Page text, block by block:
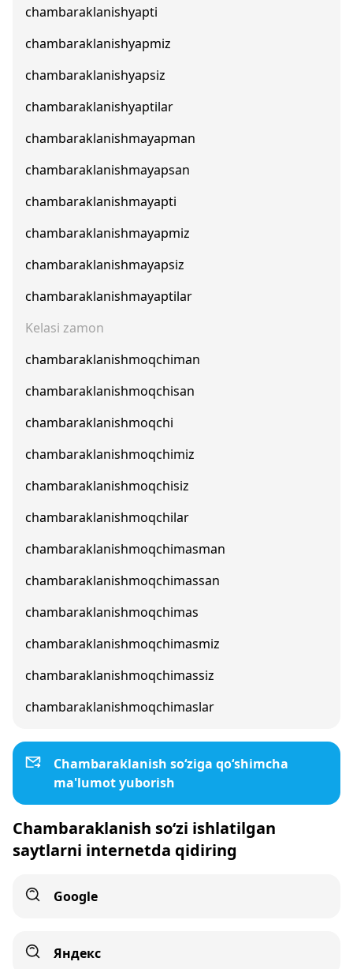
chambaraklanishyapti
chambaraklanishyapmiz
chambaraklanishyapsiz
chambaraklanishyaptilar
chambaraklanishmayapman
chambaraklanishmayapsan
chambaraklanishmayapti
chambaraklanishmayapmiz
chambaraklanishmayapsiz
chambaraklanishmayaptilar
Kelasi zamon
chambaraklanishmoqchiman
chambaraklanishmoqchisan
chambaraklanishmoqchi
chambaraklanishmoqchimiz
chambaraklanishmoqchisiz
chambaraklanishmoqchilar
chambaraklanishmoqchimasman
chambaraklanishmoqchimassan
chambaraklanishmoqchimas
chambaraklanishmoqchimasmiz
chambaraklanishmoqchimassiz
chambaraklanishmoqchimaslar
Chambaraklanish so‘ziga qo‘shimcha
ma'lumot yuborish
Chambaraklanish so‘zi ishlatilgan
saytlarni internetda qidiring
Google
Яндекс